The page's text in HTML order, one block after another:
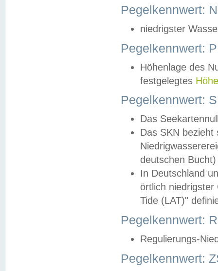
Pegelkennwert:
niedrigster
Pegelkennwert:
Höhenlage des
festgelegtes
Pegelkennwert:
Das
Das SKN
deutschen
In Deutschland
örtlich
Tide (LAT)"
Pegelkennwert:
Regulierungs-
Pegelkennwert: